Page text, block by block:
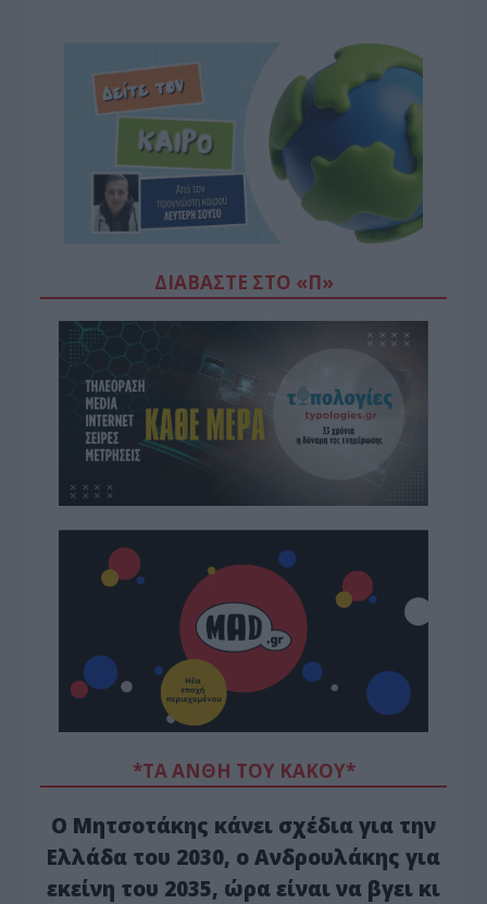
ΔΙΑΒΆΣΤΕ ΣΤΟ «Π»
*ΤΑ ΆΝΘΗ ΤΟΥ ΚΑΚΟΎ*
Ο Μητσοτάκης κάνει σχέδια για την
Ελλάδα του 2030, ο Ανδρουλάκης για
εκείνη του 2035, ώρα είναι να βγει κι